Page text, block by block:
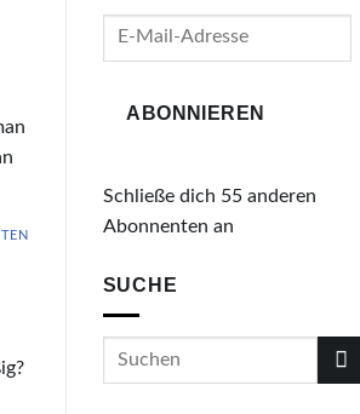
ABONNIEREN
Schließe dich 55 anderen
Abonnenten an
SUCHE